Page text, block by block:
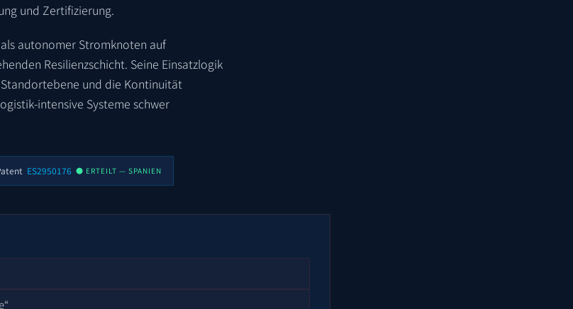
und Zertifizierung.
als autonomer Stromknoten auf
Resilienzschicht. Seine Einsatzlogik
und die Kontinuität
intensive Systeme schwer
ES2950176 ● ERTEILT — SPANIEN